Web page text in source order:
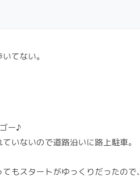
てない。
ー♪
いないので道路沿いに路上駐車。
もスタートがゆっくりだったので、